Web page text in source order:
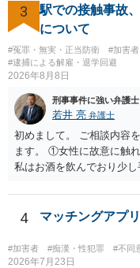
のですが，現認時に警察
特定することができませ
有していて警察に把握さ
ような場所に質問を掲げて
ことはよくわかるのですが
ません。したがって，自
ですから，相談者の場合
は，①～③に答えます。 ①
れば，酔っていて偶然の
のかは，わかります。触
いているわけではありま
くなるわけではありませ
ることはないと思います
伝わっていたのでしょう。
面の話なので，防犯カメ
3
駅での接触事故
について
#冤罪・無実・正当防衛 #加害者
#逮捕による解雇・退学回避
2026年8月8日
刑事事件に強い弁護士
若井 亮 弁護士
初めまして。 ご相談内容
ます。 ①女性に故意に触
私はお酒を飲んでおり少
いた場合、故意だと判定
故意があると判断される
捕、呼び出しされる可能
まっただけであり、さら
4 マッチングアプ
#加害者 #痴漢・性犯罪 #不同
2026年7月23日